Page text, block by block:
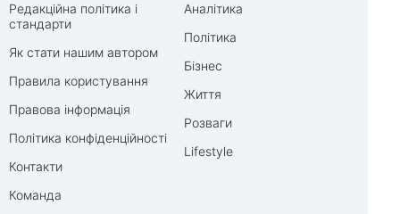
Редакційна політика і
стандарти
Як стати нашим автором
Правила користування
Правова інформація
Політика конфіденційності
Контакти
Команда
Аналітика
Політика
Бізнес
Життя
Розваги
Lifestyle